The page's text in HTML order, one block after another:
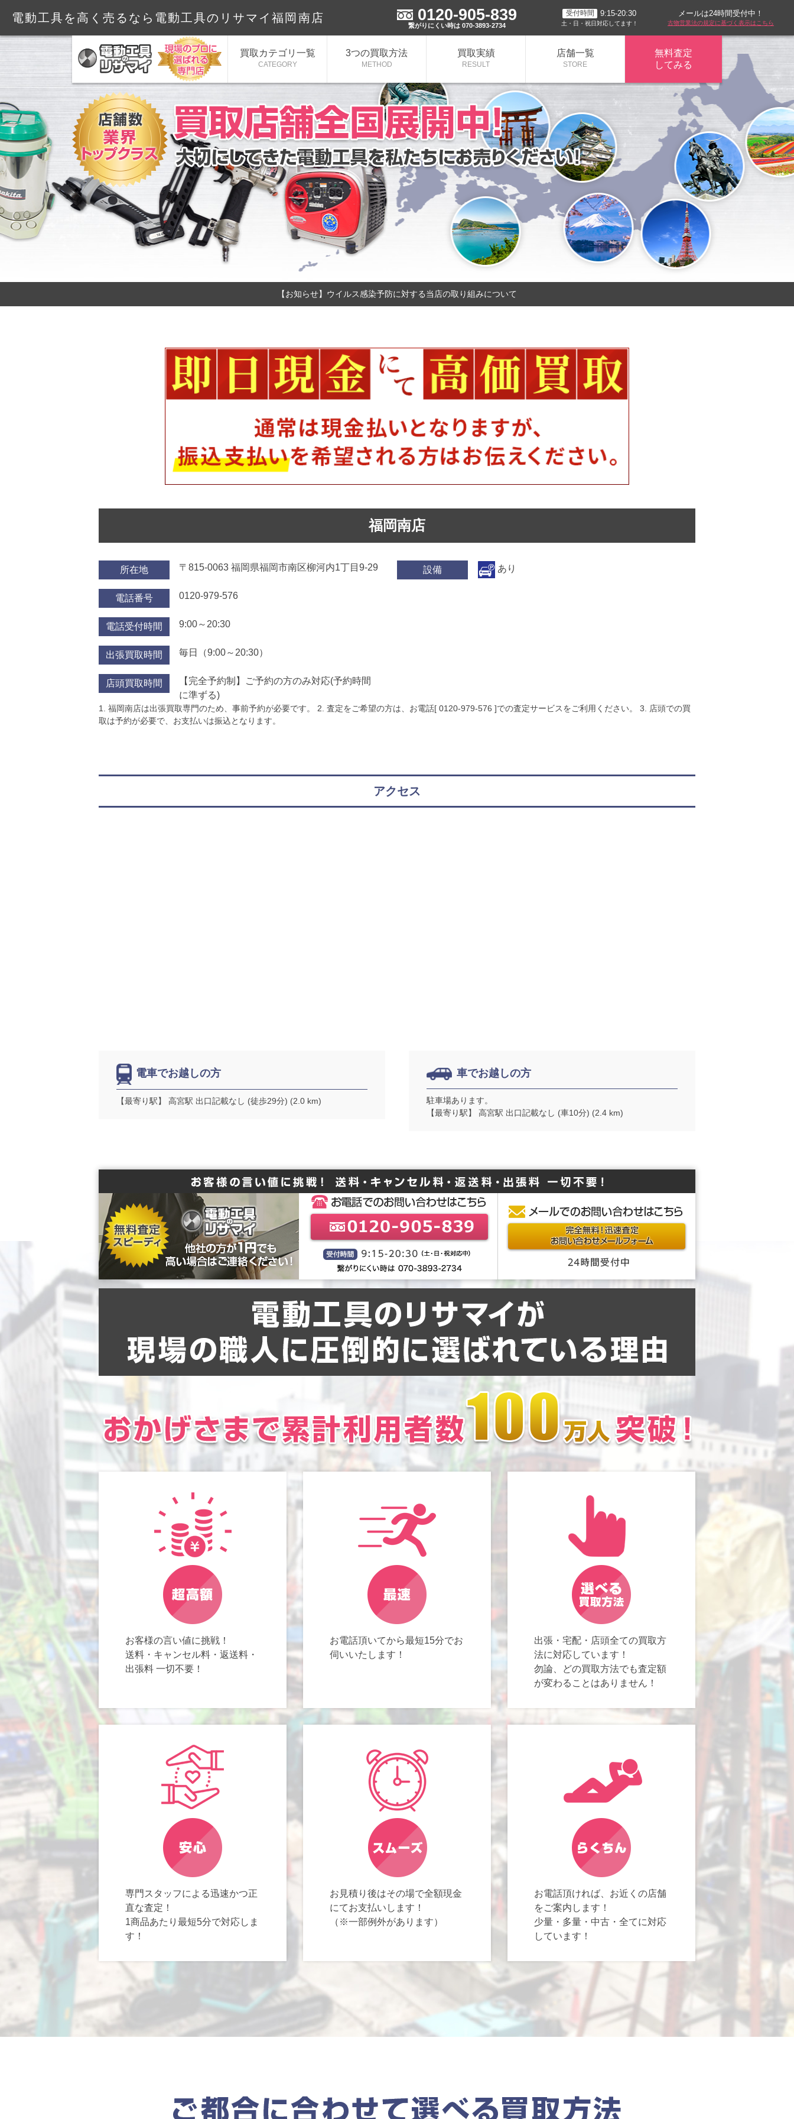
電動工具を高く売るなら電動工具のリサマイ福岡南店 0120-905-839
繋がりにくい時は 070-3893-2734
受付時間 9:15-20:30
土・日・祝日対応してます！
メールは24時間受付中！
古物営業法の規定に基づく表示はこちら
買取カテゴリ一覧
CATEGORY
3つの買取方法
METHOD
買取実績
RESULT
店舗一覧
STORE
無料査定
してみる
【お知らせ】ウイルス感染予防に対する当店の取り組みについて
福岡南店
所在地 〒815-0063 福岡県福岡市南区柳河内1丁目9-29
電話番号 0120-979-576
電話受付時間 9:00～20:30
出張買取時間 毎日（9:00～20:30）
店頭買取時間
【完全予約制】ご予約の方のみ対応(予約時間
に準ずる)
設備 あり
1. 福岡南店は出張買取専門のため、事前予約が必要です。 2. 査定をご希望の方は、お電話[ 0120-979-576 ]での査定サービスをご利用ください。 3. 店頭での買
取は予約が必要で、お支払いは振込となります。
アクセス
電車でお越しの方
【最寄り駅】 高宮駅 出口記載なし (徒歩29分) (2.0 km)
車でお越しの方
駐車場あります。
【最寄り駅】 高宮駅 出口記載なし (車10分) (2.4 km)
お客様の言い値に挑戦！
送料・キャンセル料・返送料・
出張料 一切不要！
お電話頂いてから最短15分でお
伺いいたします！
出張・宅配・店頭全ての買取方
法に対応しています！
勿論、どの買取方法でも査定額
が変わることはありません！
専門スタッフによる迅速かつ正
直な査定！
1商品あたり最短5分で対応しま
す！
お見積り後はその場で全額現金
にてお支払いします！
（※一部例外があります）
お電話頂ければ、お近くの店舗
をご案内します！
少量・多量・中古・全てに対応
しています！